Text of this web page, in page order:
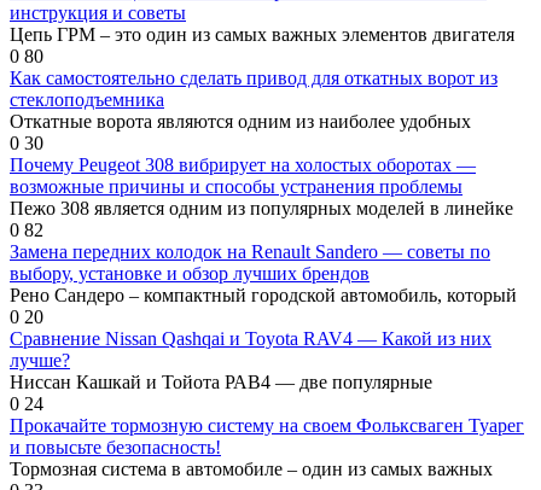
инструкция и советы
Цепь ГРМ – это один из самых важных элементов двигателя
0 80
Как самостоятельно сделать привод для откатных ворот из
стеклоподъемника
Откатные ворота являются одним из наиболее удобных
0 30
Почему Peugeot 308 вибрирует на холостых оборотах —
возможные причины и способы устранения проблемы
Пежо 308 является одним из популярных моделей в линейке
0 82
Замена передних колодок на Renault Sandero — советы по
выбору, установке и обзор лучших брендов
Рено Сандеро – компактный городской автомобиль, который
0 20
Сравнение Nissan Qashqai и Toyota RAV4 — Какой из них
лучше?
Ниссан Кашкай и Тойота РАВ4 — две популярные
0 24
Прокачайте тормозную систему на своем Фольксваген Туарег
и повысьте безопасность!
Тормозная система в автомобиле – один из самых важных